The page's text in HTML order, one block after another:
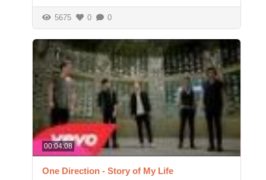
5675 0 0
00:04:08
One Direction - Story of My Life